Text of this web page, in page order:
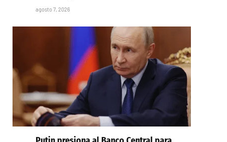
agosto 7, 2026